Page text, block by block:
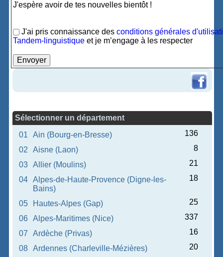
J'espère avoir de tes nouvelles bientôt !
J'ai pris connaissance desconditions générales
Tandem-linguistique et je m’engage à les respecter
Sélectionner un département
01
Ain (Bourg-en-Bresse)
136
02
Aisne (Laon)
8
03
Allier (Moulins)
21
04
Alpes-de-Haute-Provence (Digne-les-
Bains)
18
05 Hautes-Alpes (Gap)
25
06
Alpes-Maritimes (Nice)
337
07
Ardèche (Privas)
16
08
Ardennes (Charleville-Mézières)
20